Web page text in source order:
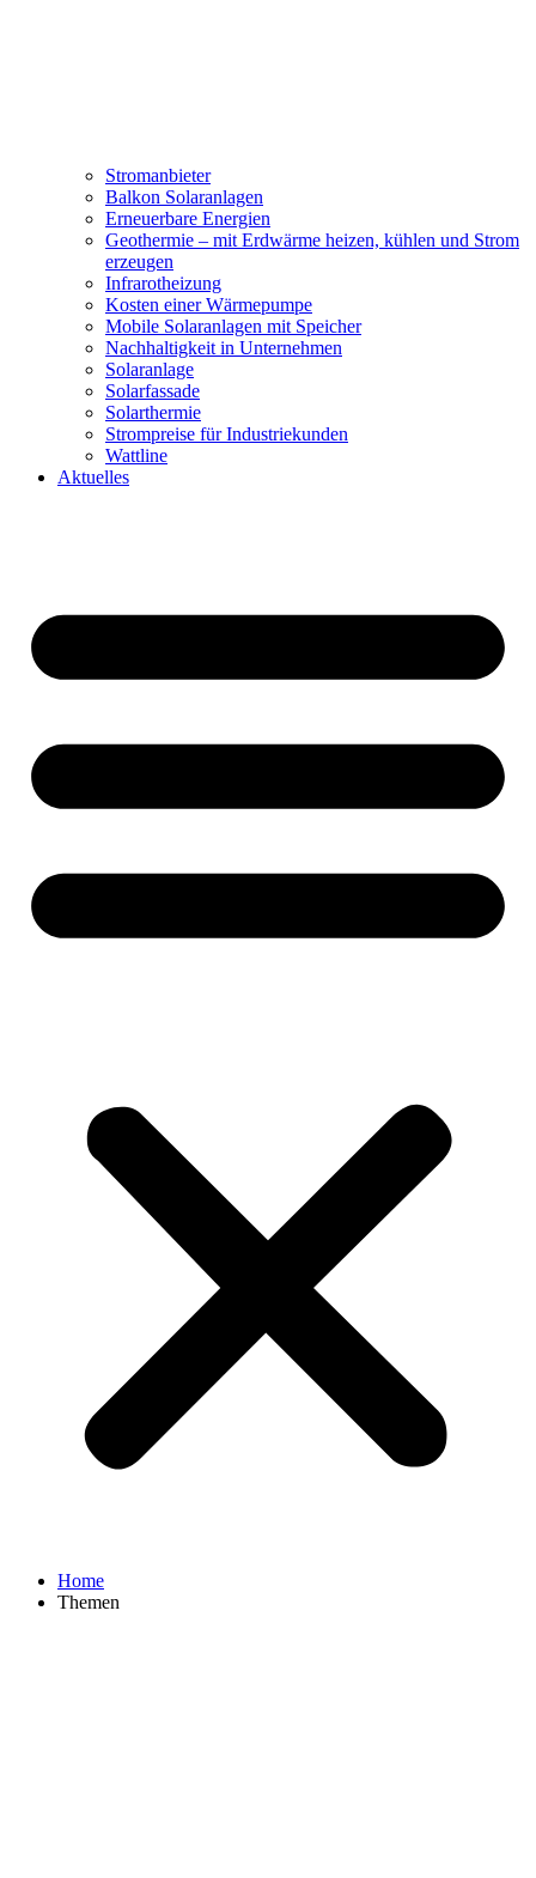
Stromanbieter
Balkon Solaranlagen
Erneuerbare Energien
Geothermie – mit Erdwärme heizen, kühlen und Strom
erzeugen
Infrarotheizung
Kosten einer Wärmepumpe
Mobile Solaranlagen mit Speicher
Nachhaltigkeit in Unternehmen
Solaranlage
Solarfassade
Solarthermie
Strompreise für Industriekunden
Wattline
Aktuelles
Home
Themen